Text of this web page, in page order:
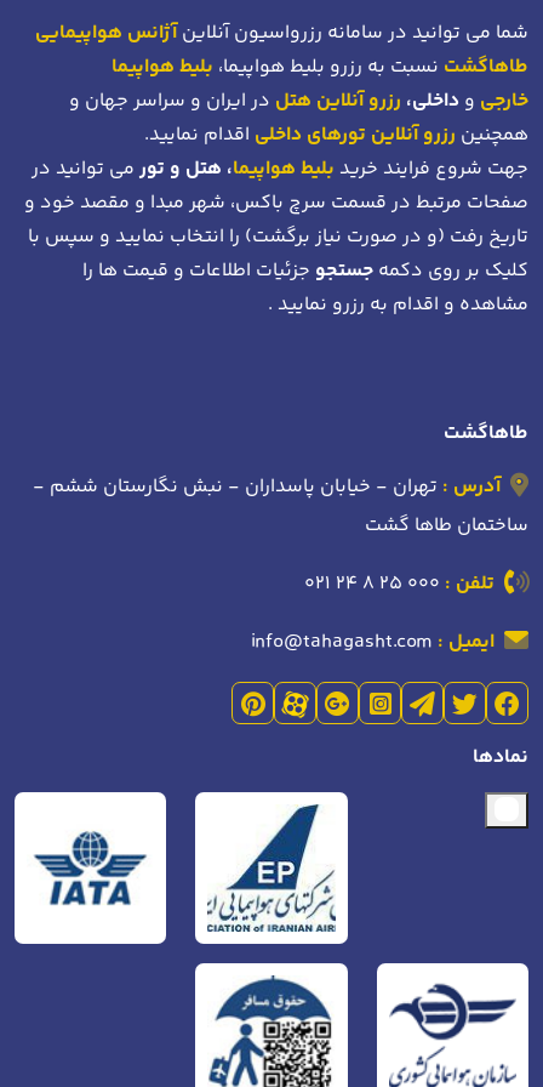
شما می توانید در سامانه رزرواسیون آنلاینآژانس هواپیمایی
طاهاگشت نسبت به رزرو بلیط هواپیما، بلیط هواپیما
خارجی و داخلی، رزرو آنلاین هتل در ایران و سراسر جهان و
همچنین رزرو آنلاین تورهای داخلی اقدام نمایید.
جهت شروع فرایند خرید بلیط هواپیما، هتل و تورمی توانید در
صفحات مرتبط در قسمت سرچ باکس، شهر مبدا و مقصد خود و
تاریخ رفت (و در صورت نیاز برگشت) را انتخاب نمایید و سپس با
کلیک بر روی دکمه جستجو جزئیات اطلاعات و قیمت ها را
مشاهده و اقدام به رزرو نمایید .
طاهاگشت
آدرس : تهران - خیابان پاسداران - نبش نگارستان ششم -
ساختمان طاها گشت
تلفن : 021 24 8 25 000
ایمیل : info@tahagasht.com
نمادها